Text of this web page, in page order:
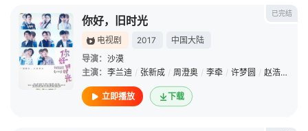
已完结
你好，旧时光
电视剧 2017
中国大陆
导演： 沙漠
主演： 李兰迪 / 张新成 / 周澄奥 / 李牵 / 许梦圆 / 赵浩闳
立即播放 下载